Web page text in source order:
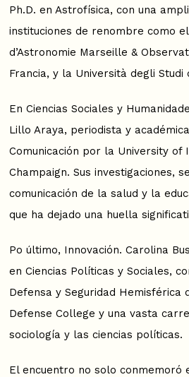
Ph.D. en Astrofísica, con una
instituciones de renombre como
d’Astronomie Marseille &
Francia, y la Università degli Studi
En Ciencias Sociales y
Lillo Araya, periodista y
Comunicación por la University of
Champaign. Sus investigaciones,
comunicación de la salud y la
que ha dejado una huella
Po último, Innovación. Carolina
en Ciencias Políticas y Sociales,
Defensa y Seguridad Hemisférica
Defense College y una vasta
sociología y las ciencias políticas.
El encuentro no solo conmemoró